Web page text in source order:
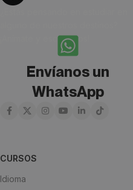
¡Anímate y escríbenos!
Envíanos un
WhatsApp
CURSOS
Idioma